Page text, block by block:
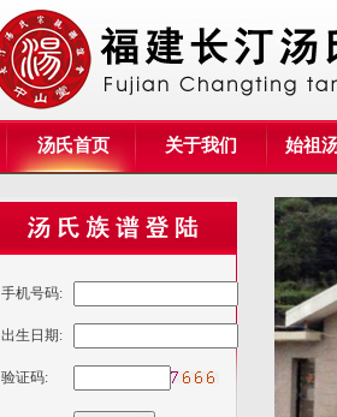
汤氏首页 关于我们 始祖
手机号码:
出生日期:
验证码: